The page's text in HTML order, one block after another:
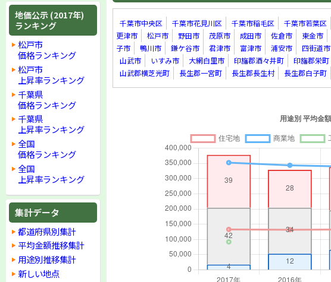
地価公示 (2017年)
ランキング
松戸市
価格ランキング
松戸市
上昇率ランキング
千葉県
価格ランキング
千葉県
上昇率ランキング
全国
価格ランキング
全国
上昇率ランキング
集計データ
都道府県別集計
平均金額推移集計
用途別推移集計
新しい地点
千葉市中央区 千葉市花見川区 千葉市稲毛区 千葉市若葉区
更津市
松戸市 野田市 茂原市 成田市 佐倉市 東金市
子市
鴨川市 鎌ケ谷市 君津市 富津市 浦安市 四街道市
山武市
いすみ市 大網白里市 印旛郡酒々井町 印旛郡栄町
山武郡横芝光町
長生郡一宮町 長生郡長生村 長生郡白子町